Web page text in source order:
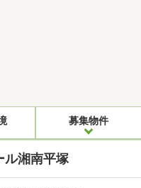
募集物件
ル湘南平塚